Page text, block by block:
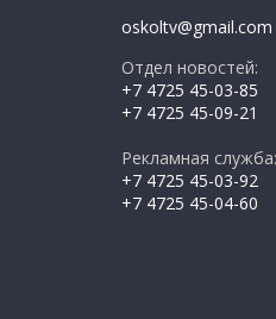
oskoltv@gmail.com
Отдел новостей:
+7 4725 45-03-85
+7 4725 45-09-21
Рекламная служба:
+7 4725 45-03-92
+7 4725 45-04-60